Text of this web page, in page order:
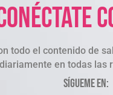
todo el contenido de
diariamente en todas las
Sígueme en: